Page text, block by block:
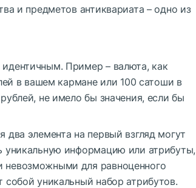
и предметов антиквариата – одно из
Пример – валюта, как
в вашем кармане или 100 сатоши в
не имело бы значения, если бы
элемента на первый взгляд могут
уникальную информацию или атрибуты,
для равноценного
уникальный набор атрибутов.